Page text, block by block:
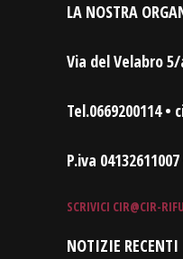
LA NOSTRA
Via del Velabro 5/
Tel.0669200114
P.iva
SCRIVICI CIR@CIR-
NOTIZIE RECENTI